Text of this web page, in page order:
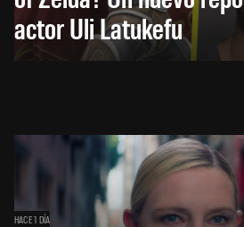
actor Uli Latukefu
HACE 1 DÍA